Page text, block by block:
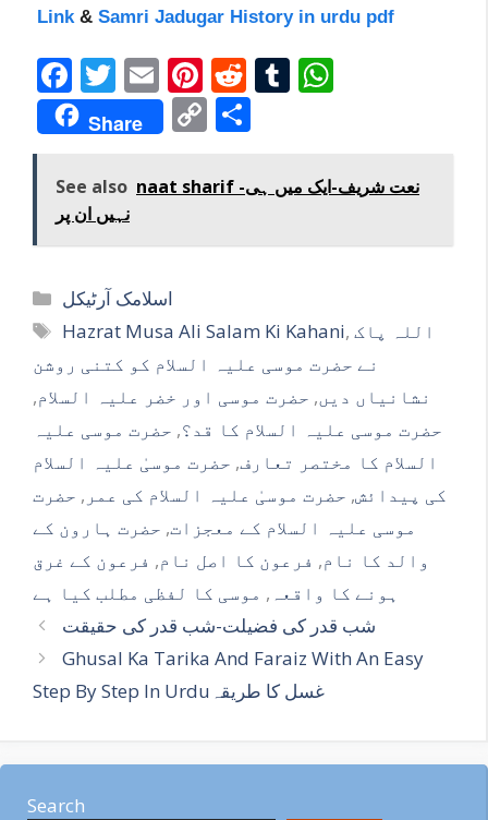
Link & Samri Jadugar History in urdu pdf
F
ac
e
b
o
o
k
T
w
itt
er
E
m
ai
l
Pi
nt
er
e
R
e
d
di
T
bl s
p
Share C
p
Li
k
ar
See also naat sharif -نعت شریف-ایک میں ہی
نہیں ان پر
Categories
اسلامک آرٹیکل
Tags
Hazrat Musa Ali Salam Ki Kahani,اللہ پاک
نے حضرت موسی علیہ السلام کو کتنی روشن
نشانیاں دیں, حضرت موسی اور خضر علیہ السلام,
حضرت موسی علیہ السلام کا قد؟, حضرت موسی علیہ
السلام کا مختصر تعارف, حضرت موسیٰ علیہ السلام
کی پیدائش, حضرت موسیٰ علیہ السلام کی عمر , حضرت
موسی علیہ السلام کے معجزات, حضرت ہارون کے
والد کا نام, فرعون کا اصل نام, فرعون کے غرق
ہونے کا واقعہ , موسی کا لفظی مطلب کیا ہے
شب قدر کی فضیلت-شب قدر کی حقیقت
Ghusal Ka Tarika And Faraiz With An Easy
Step By Step In Urduغسل کا طریقہ
Search